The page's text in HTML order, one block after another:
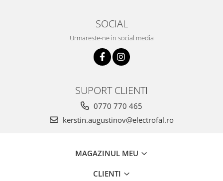
SOCIAL
Urmareste-ne in social media
SUPORT CLIENTI
0770 770 465
kerstin.augustinov@electrofal.ro
MAGAZINUL MEU
CLIENTI